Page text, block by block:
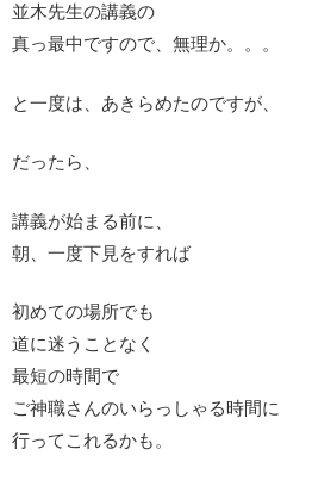
並木先生の講義の
真っ最中ですので、無理か。。。
と一度は、あきらめたのですが、
だったら、
講義が始まる前に、
朝、一度下見をすれば
初めての場所でも
道に迷うことなく
最短の時間で
ご神職さんのいらっしゃる時間に
行ってこれるかも。